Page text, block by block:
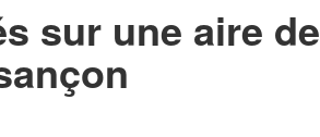
sur une aire de